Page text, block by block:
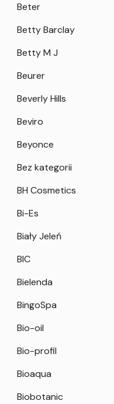
Beter
Betty Barclay
Betty M J
Beurer
Beverly Hills
Beviro
Beyonce
Bez kategorii
BH Cosmetics
Bi-Es
Biały Jeleń
BIC
Bielenda
BingoSpa
Bio-oil
Bio-profil
Bioaqua
Biobotanic